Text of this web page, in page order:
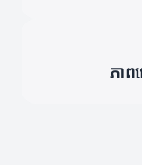
ភាព